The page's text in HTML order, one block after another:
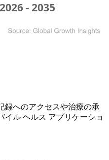
録へのアクセスや治療の承
ル ヘルス アプリケーショ